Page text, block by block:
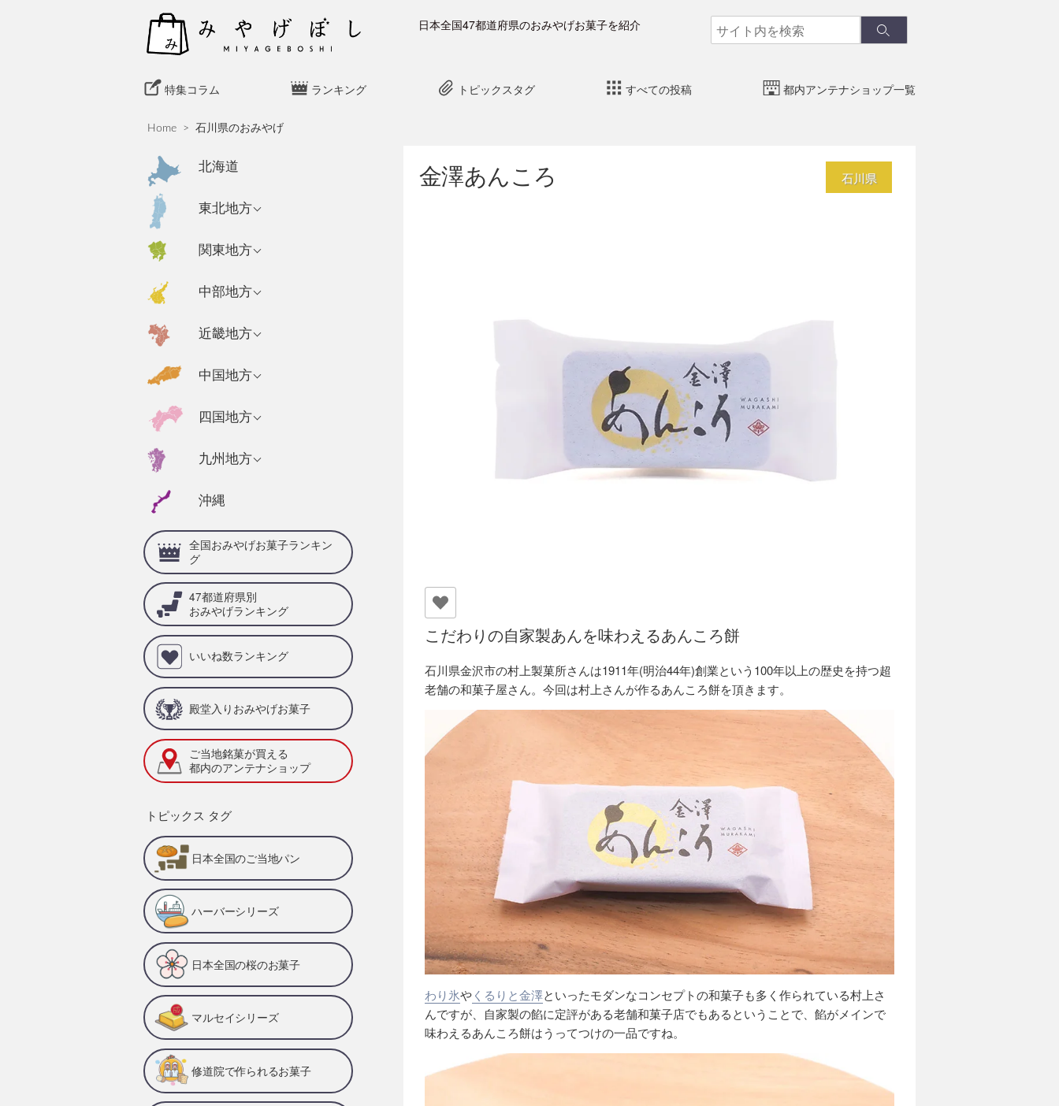
日本全国47都道府県のおみやげお菓子を紹介
検
索
検
特集コラム ランキング トピックスタグ すべての投稿 都内アンテナショップ一覧
Home > 石川県のおみやげ
北海道
東北地方
青森県のおみやげ
岩手県のおみやげ
山形県のおみやげ
宮城県のおみやげ
関東地方
東京都のおみやげ
神奈川県のおみや
げ
埼玉県のおみやげ
茨城県のおみやげ
栃木県のおみやげ
群馬県のおみやげ
中部地方
新潟県のおみやげ
富山県のおみやげ
静岡県のおみやげ
福井県のおみやげ
山梨県のおみやげ
岐阜県のおみやげ
愛知県のおみやげ
近畿地方
大阪府のおみやげ
京都府のおみやげ
三重県のおみやげ
兵庫県のおみやげ
げ
中国地方
広島県のおみやげ
山口県のおみやげ
島根県のおみやげ
岡山県のおみやげ
鳥取県のおみやげ
四国地方
高知県のおみやげ
香川県のおみやげ
九州地方
福岡県のおみやげ
佐賀県のおみやげ
宮崎県のおみやげ
熊本県のおみやげ
鹿児島県のおみや
げ
長崎県のおみやげ
沖縄
全国おみやげお菓子ランキン
グ
47都道府県別
おみやげランキング
いいね数ランキング
殿堂入りおみやげお菓子
ご当地銘菓が買える
都内のアンテナショップ
トピックス タグ
日本全国のご当地パン
ハーバーシリーズ
日本全国の桜のお菓子
マルセイシリーズ
修道院で作られるお菓子
石川県
金澤あんころ
こだわりの自家製あんを味わえるあんころ餅
石川県金沢市の村上製菓所さんは1911年(明治44年)創業という100年以上の歴史を持つ超
老舗の和菓子屋さん。今回は村上さんが作るあんころ餅を頂きます。
わり氷やくるりと金澤といったモダンなコンセプトの和菓子も多く作られている村上さ
んですが、自家製の餡に定評がある老舗和菓子店でもあるということで、餡がメインで
味わえるあんころ餅はうってつけの一品ですね。